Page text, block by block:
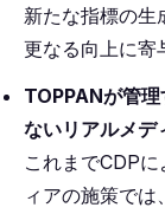
新たな指標の生
更なる向上に寄
TOPPANが管
ないリアルメデ
これまでCDP
ィアの施策で